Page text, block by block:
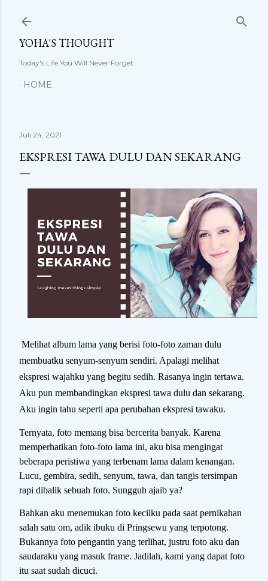
YOHA'S THOUGHT
Today's Life You Will Never Forget
HOME
Juli 24, 2021
EKSPRESI TAWA DULU DAN SEKARANG
Melihat album lama yang berisi foto-foto zaman dulu
membuatku senyum-senyum sendiri. Apalagi melihat
ekspresi wajahku yang begitu sedih. Rasanya ingin tertawa.
Aku pun membandingkan ekspresi tawa dulu dan sekarang.
Aku ingin tahu seperti apa perubahan ekspresi tawaku.
Ternyata, foto memang bisa bercerita banyak. Karena
memperhatikan foto-foto lama ini, aku bisa mengingat
beberapa peristiwa yang terbenam lama dalam kenangan.
Lucu, gembira, sedih, senyum, tawa, dan tangis tersimpan
rapi dibalik sebuah foto. Sungguh ajaib ya?
Bahkan aku menemukan foto kecilku pada saat pernikahan
salah satu om, adik ibuku di Pringsewu yang terpotong.
Bukannya foto pengantin yang terlihat, justru foto aku dan
saudaraku yang masuk frame. Jadilah, kami yang dapat foto
itu saat sudah dicuci.